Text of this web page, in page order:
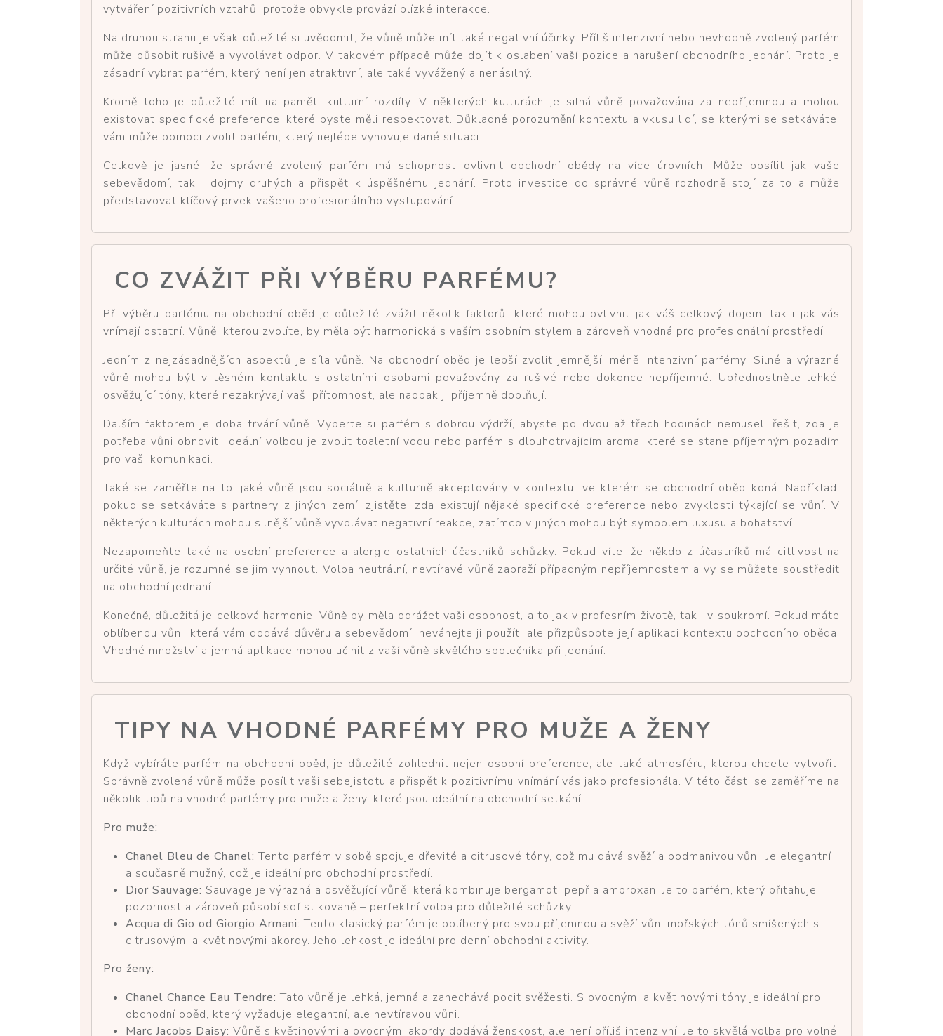
vytváření pozitivních vztahů, protože obvykle provází blízké interakce.
Na druhou stranu je však důležité si uvědomit, že vůně může mít také negativní účinky. Příliš intenzivní nebo nevhodně zvolený parfém
může působit rušivě a vyvolávat odpor. V takovém případě může dojít k oslabení vaší pozice a narušení obchodního jednání. Proto je
zásadní vybrat parfém, který není jen atraktivní, ale také vyvážený a nenásilný.
Kromě toho je důležité mít na paměti kulturní rozdíly. V některých kulturách je silná vůně považována za nepříjemnou a mohou
existovat specifické preference, které byste měli respektovat. Důkladné porozumění kontextu a vkusu lidí, se kterými se setkáváte,
vám může pomoci zvolit parfém, který nejlépe vyhovuje dané situaci.
Celkově je jasné, že správně zvolený parfém má schopnost ovlivnit obchodní obědy na více úrovních. Může posílit jak vaše
sebevědomí, tak i dojmy druhých a přispět k úspěšnému jednání. Proto investice do správné vůně rozhodně stojí za to a může
představovat klíčový prvek vašeho profesionálního vystupování.
CO ZVÁŽIT PŘI VÝBĚRU PARFÉMU?
Při výběru parfému na obchodní oběd je důležité zvážit několik faktorů, které mohou ovlivnit jak váš celkový dojem, tak i jak vás
vnímají ostatní. Vůně, kterou zvolíte, by měla být harmonická s vaším osobním stylem a zároveň vhodná pro profesionální prostředí.
Jedním z nejzásadnějších aspektů je síla vůně. Na obchodní oběd je lepší zvolit jemnější, méně intenzivní parfémy. Silné a výrazné
vůně mohou být v těsném kontaktu s ostatními osobami považovány za rušivé nebo dokonce nepříjemné. Upřednostněte lehké,
osvěžující tóny, které nezakrývají vaši přítomnost, ale naopak ji příjemně doplňují.
Dalším faktorem je doba trvání vůně. Vyberte si parfém s dobrou výdrží, abyste po dvou až třech hodinách nemuseli řešit, zda je
potřeba vůni obnovit. Ideální volbou je zvolit toaletní vodu nebo parfém s dlouhotrvajícím aroma, které se stane příjemným pozadím
pro vaši komunikaci.
Také se zaměřte na to, jaké vůně jsou sociálně a kulturně akceptovány v kontextu, ve kterém se obchodní oběd koná. Například,
pokud se setkáváte s partnery z jiných zemí, zjistěte, zda existují nějaké specifické preference nebo zvyklosti týkající se vůní. V
některých kulturách mohou silnější vůně vyvolávat negativní reakce, zatímco v jiných mohou být symbolem luxusu a bohatství.
Nezapomeňte také na osobní preference a alergie ostatních účastníků schůzky. Pokud víte, že někdo z účastníků má citlivost na
určité vůně, je rozumné se jim vyhnout. Volba neutrální, nevtíravé vůně zabraží případným nepříjemnostem a vy se můžete soustředit
na obchodní jednaní.
Konečně, důležitá je celková harmonie. Vůně by měla odrážet vaši osobnost, a to jak v profesním životě, tak i v soukromí. Pokud máte
oblíbenou vůni, která vám dodává důvěru a sebevědomí, neváhejte ji použít, ale přizpůsobte její aplikaci kontextu obchodního oběda.
Vhodné množství a jemná aplikace mohou učinit z vaší vůně skvělého společníka při jednání.
TIPY NA VHODNÉ PARFÉMY PRO MUŽE A ŽENY
Když vybíráte parfém na obchodní oběd, je důležité zohlednit nejen osobní preference, ale také atmosféru, kterou chcete vytvořit.
Správně zvolená vůně může posílit vaši sebejistotu a přispět k pozitivnímu vnímání vás jako profesionála. V této části se zaměříme na
několik tipů na vhodné parfémy pro muže a ženy, které jsou ideální na obchodní setkání.
Pro muže:
Chanel Bleu de Chanel: Tento parfém v sobě spojuje dřevité a citrusové tóny, což mu dává svěží a podmanivou vůni. Je elegantní
a současně mužný, což je ideální pro obchodní prostředí.
Dior Sauvage: Sauvage je výrazná a osvěžující vůně, která kombinuje bergamot, pepř a ambroxan. Je to parfém, který přitahuje
pozornost a zároveň působí sofistikovaně – perfektní volba pro důležité schůzky.
Acqua di Gio od Giorgio Armani: Tento klasický parfém je oblíbený pro svou příjemnou a svěží vůni mořských tónů smíšených s
citrusovými a květinovými akordy. Jeho lehkost je ideální pro denní obchodní aktivity.
Pro ženy:
Chanel Chance Eau Tendre: Tato vůně je lehká, jemná a zanechává pocit svěžesti. S ovocnými a květinovými tóny je ideální pro
obchodní oběd, který vyžaduje elegantní, ale nevtíravou vůni.
Marc Jacobs Daisy: Vůně s květinovými a ovocnými akordy dodává ženskost, ale není příliš intenzivní. Je to skvělá volba pro volné